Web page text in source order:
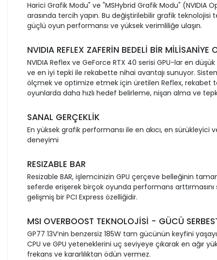
Harici Grafik Modu" ve "MSHybrid Grafik Modu" (NVIDIA
arasında tercih yapın. Bu değiştirilebilir grafik teknolojisi
güçlü oyun performansı ve yüksek verimliliğe ulaşın.
NVIDIA REFLEX ZAFERİN BEDELİ BİR MİLİSANİYE
NVIDIA Reflex ve GeForce RTX 40 serisi GPU-lar en
ve en iyi tepki ile rekabette nihai avantajı sunuyor.
ölçmek ve optimize etmek için üretilen Reflex, rekabet
oyunlarda daha hızlı hedef belirleme, nişan alma ve
SANAL GERÇEKLİK
En yüksek grafik performansı ile en akıcı, en sürükleyici
deneyimi
RESIZABLE BAR
Resizable BAR, işlemcinizin GPU çerçeve belleğinin
seferde erişerek birçok oyunda performans arttırmasını
gelişmiş bir PCI Express özelliğidir.
MSI OVERBOOST TEKNOLOJİSİ - GÜCÜ
GP77 13V’nin benzersiz 185W tam gücünün keyfini
CPU ve GPU yeteneklerini uç seviyeye çıkarak en ağır
frekans ve kararlılıktan ödün vermez.